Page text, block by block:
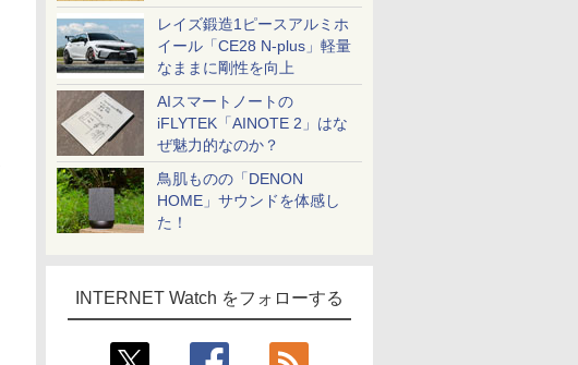
レイズ鍛造1ピースアルミホ
イール「CE28 N-plus」軽量
なままに剛性を向上
AIスマートノートの
iFLYTEK「AINOTE 2」はな
ぜ魅力的なのか？
鳥肌ものの「DENON
HOME」サウンドを体感し
た！
INTERNET Watch をフォローする